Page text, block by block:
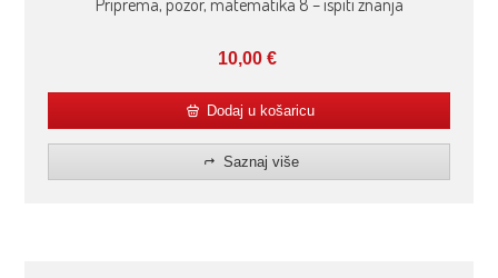
10,00 €
Dodaj u košaricu
Saznaj više